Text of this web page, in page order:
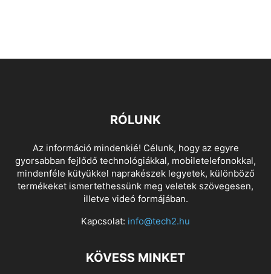
RÓLUNK
Az információ mindenkié! Célunk, hogy az egyre
gyorsabban fejlődő technológiákkal, mobiletelefonokkal,
mindenféle kütyükkel naprakészek legyetek, különböző
termékeket ismertethessünk meg veletek szövegesen,
illetve videó formájában.
Kapcsolat: info@tech2.hu
KÖVESS MINKET